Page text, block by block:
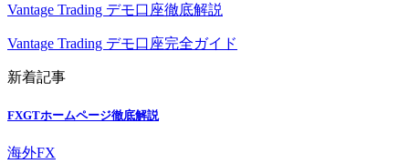
Vantage Trading デモ口座徹底解説
Vantage Trading デモ口座完全ガイド
新着記事
FXGTホームページ徹底解説
海外FX